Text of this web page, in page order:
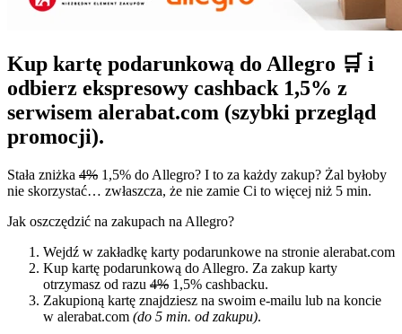
Kup kartę podarunkową do Allegro 🛒 i
odbierz ekspresowy cashback 1,5% z
serwisem alerabat.com (szybki przegląd
promocji).
Stała zniżka 4% 1,5% do Allegro? I to za każdy zakup? Żal byłoby
nie skorzystać… zwłaszcza, że nie zamie Ci to więcej niż 5 min.
Jak oszczędzić na zakupach na Allegro?
Wejdź w zakładkę karty podarunkowe na stronie alerabat.com
Kup kartę podarunkową do Allegro. Za zakup karty
otrzymasz od razu 4% 1,5% cashbacku.
Zakupioną kartę znajdziesz na swoim e-mailu lub na koncie
w alerabat.com (do 5 min. od zakupu).